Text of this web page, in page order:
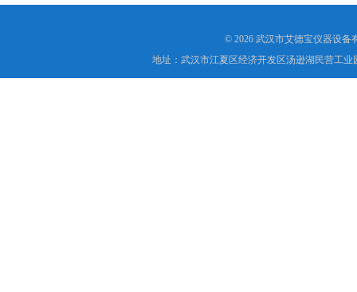
© 2026 武汉市艾德宝仪器设备
地址：武汉市江夏区经济开发区汤逊湖民营工业